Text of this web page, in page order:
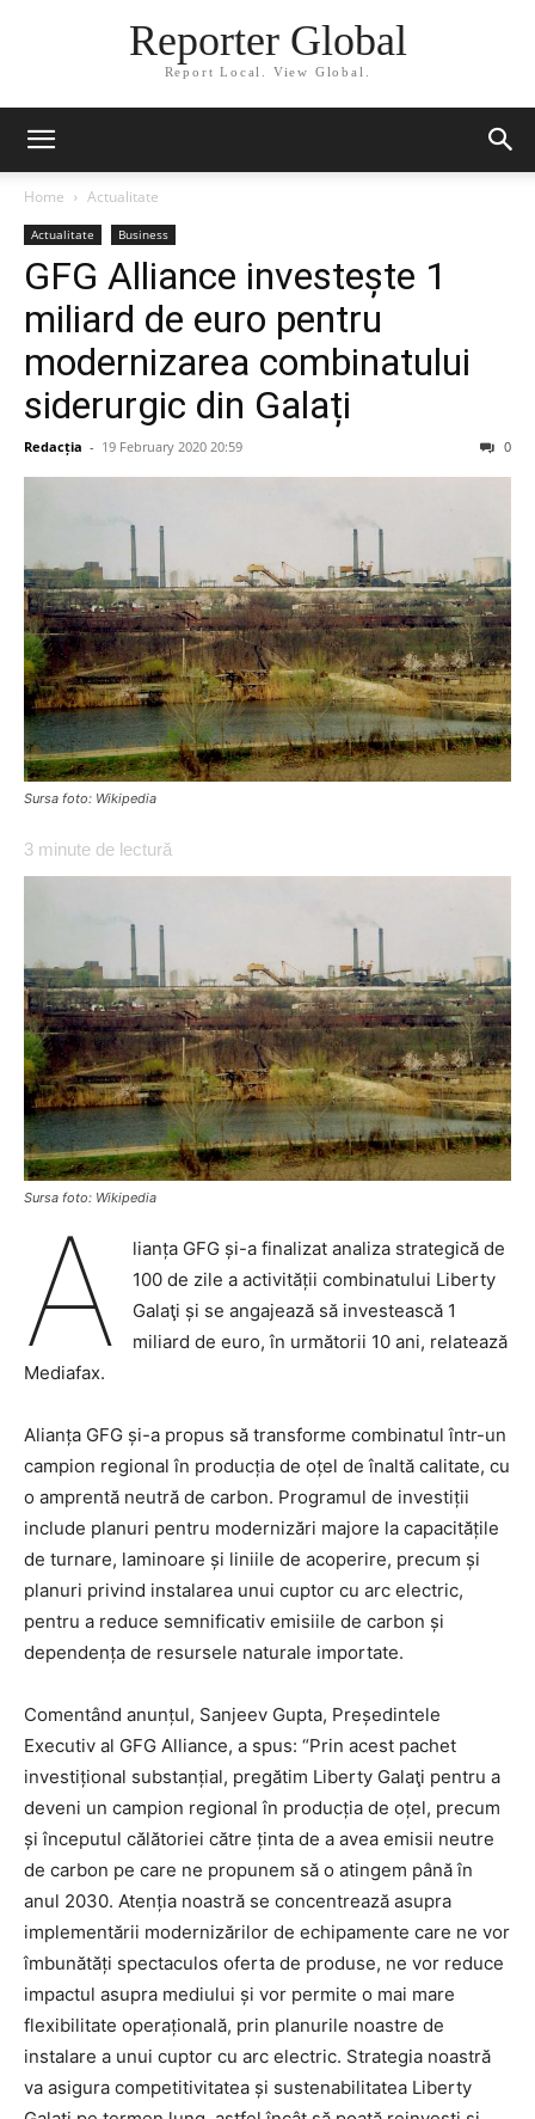
Reporter Global
Report Local. View Global.
Home Actualitate
Actualitate Business
GFG Alliance investește 1
miliard de euro pentru
modernizarea combinatului
siderurgic din Galați
Redacția - 19 February 2020 20:59 0
Sursa foto: Wikipedia
3 minute de lectură
Sursa foto: Wikipedia
A
lianța GFG și-a finalizat analiza strategică de
100 de zile a activității combinatului Liberty
Galaţi și se angajează să investească 1
miliard de euro, în următorii 10 ani, relatează
Mediafax.
Alianța GFG și-a propus să transforme combinatul într-un
campion regional în producția de oțel de înaltă calitate, cu
o amprentă neutră de carbon. Programul de investiții
include planuri pentru modernizări majore la capacitățile
de turnare, laminoare și liniile de acoperire, precum și
planuri privind instalarea unui cuptor cu arc electric,
pentru a reduce semnificativ emisiile de carbon și
dependența de resursele naturale importate.
Comentând anunțul, Sanjeev Gupta, Președintele
Executiv al GFG Alliance, a spus: “Prin acest pachet
investițional substanțial, pregătim Liberty Galaţi pentru a
deveni un campion regional în producția de oțel, precum
și începutul călătoriei către ținta de a avea emisii neutre
de carbon pe care ne propunem să o atingem până în
anul 2030. Atenția noastră se concentrează asupra
implementării modernizărilor de echipamente care ne vor
îmbunătăți spectaculos oferta de produse, ne vor reduce
impactul asupra mediului și vor permite o mai mare
flexibilitate operațională, prin planurile noastre de
instalare a unui cuptor cu arc electric. Strategia noastră
va asigura competitivitatea și sustenabilitatea Liberty